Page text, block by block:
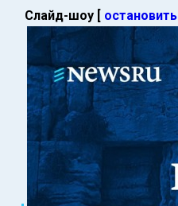
Слайд-шоу [ остановить